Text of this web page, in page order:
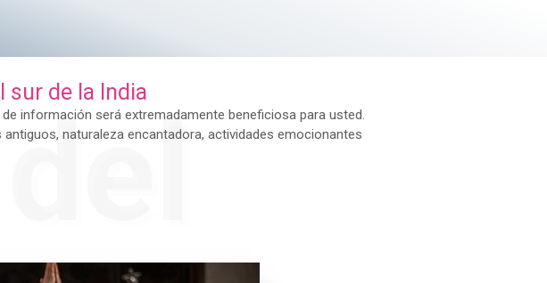
sur de la India
información será extremadamente beneficiosa para usted.
naturaleza encantadora, actividades emocionantes